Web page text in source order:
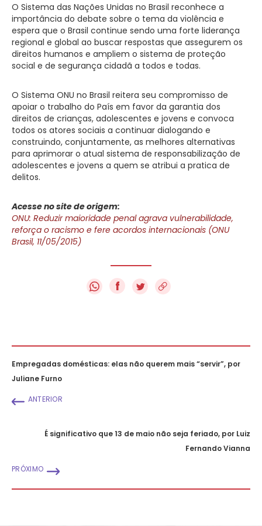
O Sistema das Nações Unidas no Brasil reconhece a
importância do debate sobre o tema da violência e
espera que o Brasil continue sendo uma forte liderança
regional e global ao buscar respostas que assegurem os
direitos humanos e ampliem o sistema de proteção
social e de segurança cidadã a todos e todas.
O Sistema ONU no Brasil reitera seu compromisso de
apoiar o trabalho do País em favor da garantia dos
direitos de crianças, adolescentes e jovens e convoca
todos os atores sociais a continuar dialogando e
construindo, conjuntamente, as melhores alternativas
para aprimorar o atual sistema de responsabilização de
adolescentes e jovens a quem se atribui a pratica de
delitos.
Acesse no site de origem:
ONU: Reduzir maioridade penal agrava vulnerabilidade,
reforça o racismo e fere acordos internacionais (ONU
Brasil, 11/05/2015)
f
Empregadas domésticas: elas não querem mais “servir”, por
Juliane Furno
ANTERIOR
É significativo que 13 de maio não seja feriado, por Luiz
Fernando Vianna
PRÓXIMO